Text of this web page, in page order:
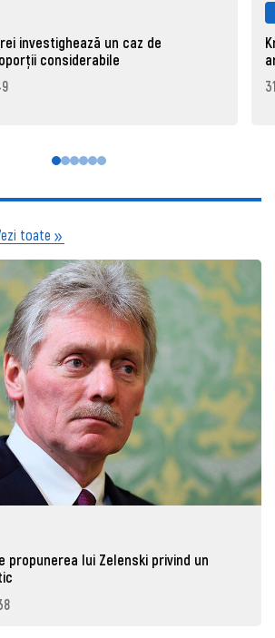
investighează un caz de
considerabile
toate
propunerea lui Zelenski privind un